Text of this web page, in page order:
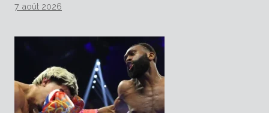
7 août 2026